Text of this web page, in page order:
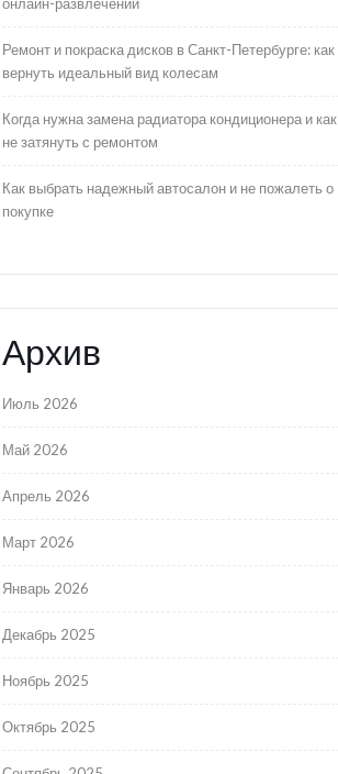
онлайн-развлечений
Ремонт и покраска дисков в Санкт-Петербурге: как
вернуть идеальный вид колесам
Когда нужна замена радиатора кондиционера и как
не затянуть с ремонтом
Как выбрать надежный автосалон и не пожалеть о
покупке
Архив
Июль 2026
Май 2026
Апрель 2026
Март 2026
Январь 2026
Декабрь 2025
Ноябрь 2025
Октябрь 2025